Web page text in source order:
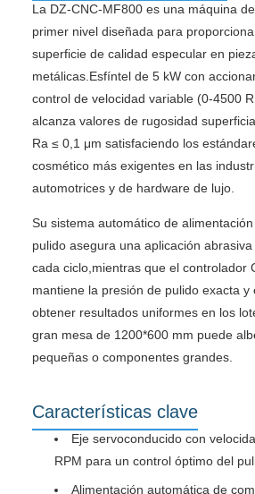
La DZ-CNC-MF800 es una máquina
primer nivel diseñada para
superficie de calidad especular en
metálicas.Esfíntel de 5 kW con
control de velocidad variable (0-4500
alcanza valores de rugosidad
Ra ≤ 0,1 μm satisfaciendo los
cosmético más exigentes en las
automotrices y de hardware de lujo.
Su sistema automático de
pulido asegura una aplicación
cada ciclo,mientras que el controlador
mantiene la presión de pulido exacta y
obtener resultados uniformes en los
gran mesa de 1200*600 mm puede
pequeñas o componentes grandes.
Características clave
Eje servoconducido con
RPM para un control óptimo del
Alimentación automática de